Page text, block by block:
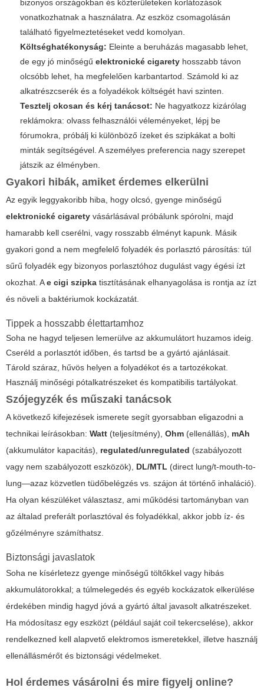
bizonyos országokban és közterületeken korlátozások
vonatkozhatnak a használatra. Az eszköz csomagolásán
található figyelmeztetéseket vedd komolyan.
Költséghatékonyság: Eleinte a beruházás magasabb lehet,
de egy jó minőségű elektronické cigarety hosszabb távon
olcsóbb lehet, ha megfelelően karbantartod. Számold ki az
alkatrészcserék és a folyadékok költségét havi szinten.
Tesztelj okosan és kérj tanácsot: Ne hagyatkozz kizárólag
reklámokra: olvass felhasználói véleményeket, lépj be
fórumokra, próbálj ki különböző ízeket és szipkákat a bolti
minták segítségével. A személyes preferencia nagy szerepet
játszik az élményben.
Gyakori hibák, amiket érdemes elkerülni
Az egyik leggyakoribb hiba, hogy olcsó, gyenge minőségű
elektronické cigarety vásárlásával próbálunk spórolni, majd
hamarabb kell cserélni, vagy rosszabb élményt kapunk. Másik
gyakori gond a nem megfelelő folyadék és porlasztó párosítás: túl
sűrű folyadék egy bizonyos porlasztóhoz dugulást vagy égési ízt
okozhat. Ae cigi szipka tisztításának elhanyagolása is rontja az ízt
és növeli a baktériumok kockázatát.
Tippek a hosszabb élettartamhoz
Soha ne hagyd teljesen lemerülve az akkumulátort huzamos ideig.
Cseréld a porlasztót időben, és tartsd be a gyártó ajánlásait.
Tárold száraz, hűvös helyen a folyadékot és a tartozékokat.
Használj minőségi pótalkatrészeket és kompatibilis tartályokat.
Szójegyzék és műszaki tanácsok
A következő kifejezések ismerete segít gyorsabban eligazodni a
technikai leírásokban: Watt (teljesítmény), Ohm (ellenállás), mAh
(akkumulátor kapacitás), regulated/unregulated (szabályozott
vagy nem szabályozott eszközök), DL/MTL (direct lung/t-mouth-to-
lung—azaz közvetlen tüdőbelégzés vs. szájon át történő inhaláció).
Ha olyan készüléket választasz, ami működési tartományban van
az általad preferált porlasztóval és folyadékkal, akkor jobb íz- és
gőzélményre számíthatsz.
Biztonsági javaslatok
Soha ne kísérletezz gyenge minőségű töltőkkel vagy hibás
akkumulátorokkal; a túlmelegedés és egyéb kockázatok elkerülése
érdekében mindig hagyd jóvá a gyártó által javasolt alkatrészeket.
Ha módosítasz egy eszközt (például saját coil tekercselése), akkor
rendelkezned kell alapvető elektromos ismeretekkel, illetve használj
ellenállásmérőt és biztonsági védelmeket.
Hol érdemes vásárolni és mire figyelj online?